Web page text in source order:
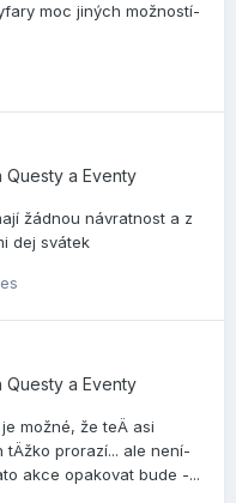
moc jiných možností­
Questy a Eventy
žádnou návratnost a z
dej svátek
Questy a Eventy
možné, že teÄ asi
tÄžko prorazí­... ale není­
akce opakovat bude -...